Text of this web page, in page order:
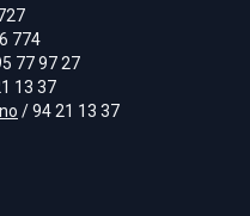
774
77 97 27
13 37
/ 94 21 13 37